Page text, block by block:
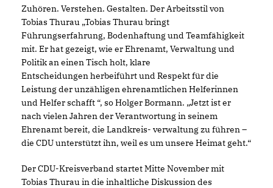
Zuhören. Verstehen. Gestalten. Der Arbeitsstil von
Tobias Thurau „Tobias Thurau bringt
Führungserfahrung, Bodenhaftung und Teamfähigkeit
mit. Er hat gezeigt, wie er Ehrenamt, Verwaltung und
Politik an einen Tisch holt, klare
Entscheidungen herbeiführt und Respekt für die
Leistung der unzähligen ehrenamtlichen Helferinnen
und Helfer schafft “, so Holger Bormann. „Jetzt ist er
nach vielen Jahren der Verantwortung in seinem
Ehrenamt bereit, die Landkreis- verwaltung zu führen –
die CDU unterstützt ihn, weil es um unsere Heimat geht.“
Der CDU-Kreisverband startet Mitte November mit
Tobias Thurau in die inhaltliche Diskussion des